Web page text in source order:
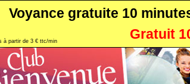
Voyance gratuite 10
Gratuit
à partir de 3 € ttc/min